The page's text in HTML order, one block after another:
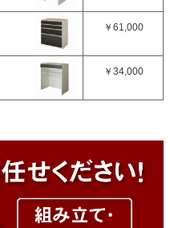
￥61,000
￥34,000